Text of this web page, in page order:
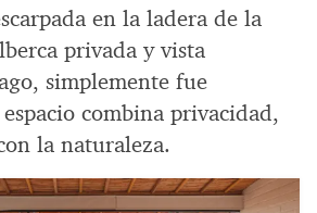
en la ladera de la
privada y vista
simplemente fue
combina privacidad,
la naturaleza.